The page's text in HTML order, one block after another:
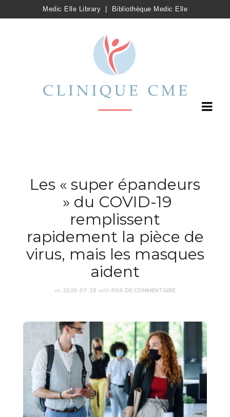
Medic Elle Library Bibliothèque Medic Elle
Les « super épandeurs
» du COVID-19
remplissent
rapidement la pièce de
virus, mais les masques
aident
on 2020-07-28 with PAS DE COMMENTAIRE